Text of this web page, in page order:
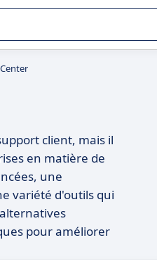
entreprise.
client, mais il
en matière de
une
variété d'outils qui
pour améliorer